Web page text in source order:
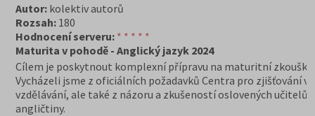
Autor: kolektiv autorů
Rozsah: 180
Hodnocení serveru: * * * * *
Maturita v pohodě - Anglický jazyk 2024
Cílem je poskytnout komplexní přípravu na maturitní zkoušku.
Vycházeli jsme z oficiálních požadavků Centra pro zjišťování
vzdělávání, ale také z názoru a zkušeností oslovených učitelů
angličtiny.